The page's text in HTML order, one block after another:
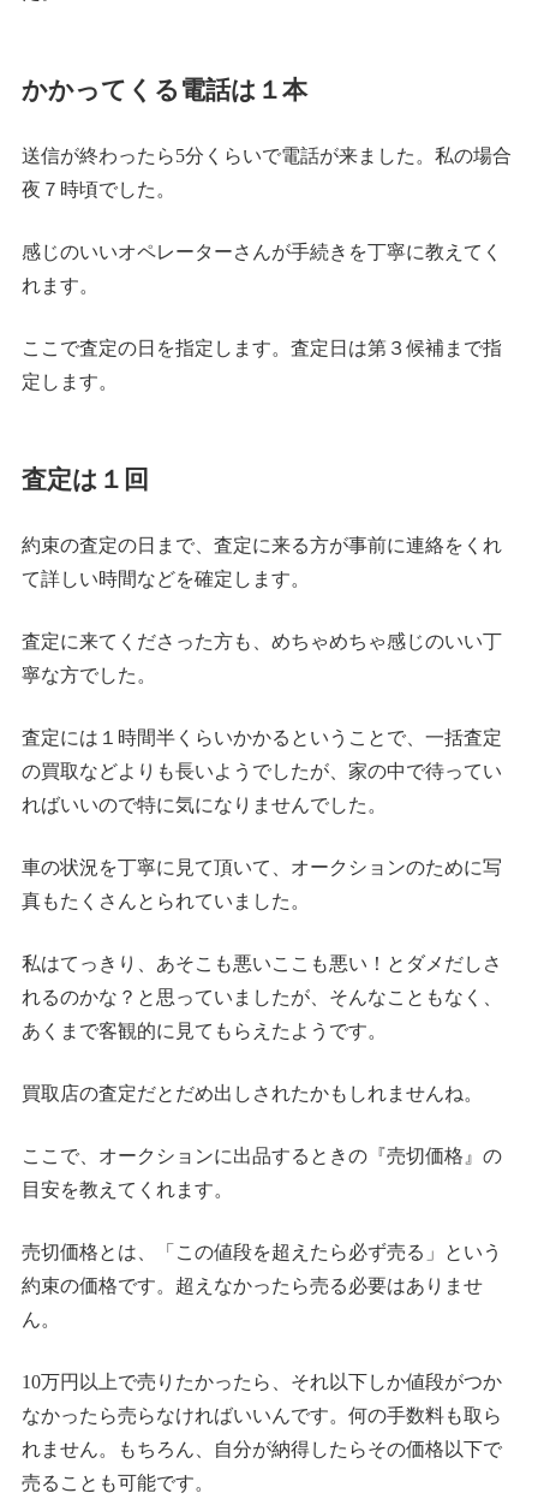
かかってくる電話は１本
送信が終わったら5分くらいで電話が来ました。私の場合
夜７時頃でした。
感じのいいオペレーターさんが手続きを丁寧に教えてく
れます。
ここで査定の日を指定します。査定日は第３候補まで指
定します。
査定は１回
約束の査定の日まで、査定に来る方が事前に連絡をくれ
て詳しい時間などを確定します。
査定に来てくださった方も、めちゃめちゃ感じのいい丁
寧な方でした。
査定には１時間半くらいかかるということで、一括査定
の買取などよりも長いようでしたが、家の中で待ってい
ればいいので特に気になりませんでした。
車の状況を丁寧に見て頂いて、オークションのために写
真もたくさんとられていました。
私はてっきり、あそこも悪いここも悪い！とダメだしさ
れるのかな？と思っていましたが、そんなこともなく、
あくまで客観的に見てもらえたようです。
買取店の査定だとだめ出しされたかもしれませんね。
ここで、オークションに出品するときの『売切価格』の
目安を教えてくれます。
売切価格とは、「この値段を超えたら必ず売る」という
約束の価格です。超えなかったら売る必要はありませ
ん。
10万円以上で売りたかったら、それ以下しか値段がつか
なかったら売らなければいいんです。何の手数料も取ら
れません。もちろん、自分が納得したらその価格以下で
売ることも可能です。